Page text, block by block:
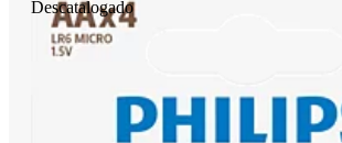
Descatalogado